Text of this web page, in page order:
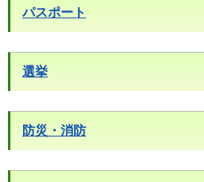
パスポート
選挙
防災・消防